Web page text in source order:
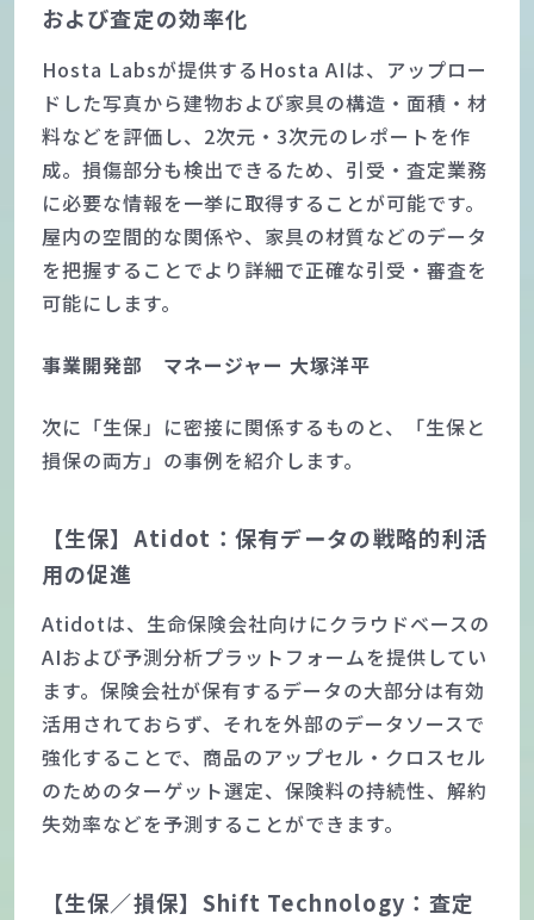
および査定の効率化
Hosta Labsが提供するHosta AIは、アップロー
ドした写真から建物および家具の構造・面積・材
料などを評価し、2次元・3次元のレポートを作
成。損傷部分も検出できるため、引受・査定業務
に必要な情報を一挙に取得することが可能です。
屋内の空間的な関係や、家具の材質などのデータ
を把握することでより詳細で正確な引受・審査を
可能にします。
事業開発部 マネージャー 大塚洋平
次に「生保」に密接に関係するものと、「生保と
損保の両方」の事例を紹介します。
【生保】Atidot：保有データの戦略的利活
用の促進
Atidotは、生命保険会社向けにクラウドベースの
AIおよび予測分析プラットフォームを提供してい
ます。保険会社が保有するデータの大部分は有効
活用されておらず、それを外部のデータソースで
強化することで、商品のアップセル・クロスセル
のためのターゲット選定、保険料の持続性、解約
失効率などを予測することができます。
【生保／損保】Shift Technology：査定